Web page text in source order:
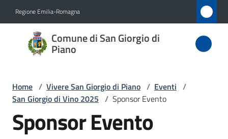
Regione Emilia-Romagna
Comune di San Giorgio di
Piano
Comune
di San
di Piano
Amministrazione
Home / Vivere San Giorgio di Piano / Eventi /
San Giorgio di Vino 2025 / Sponsor Evento
Sponsor Evento